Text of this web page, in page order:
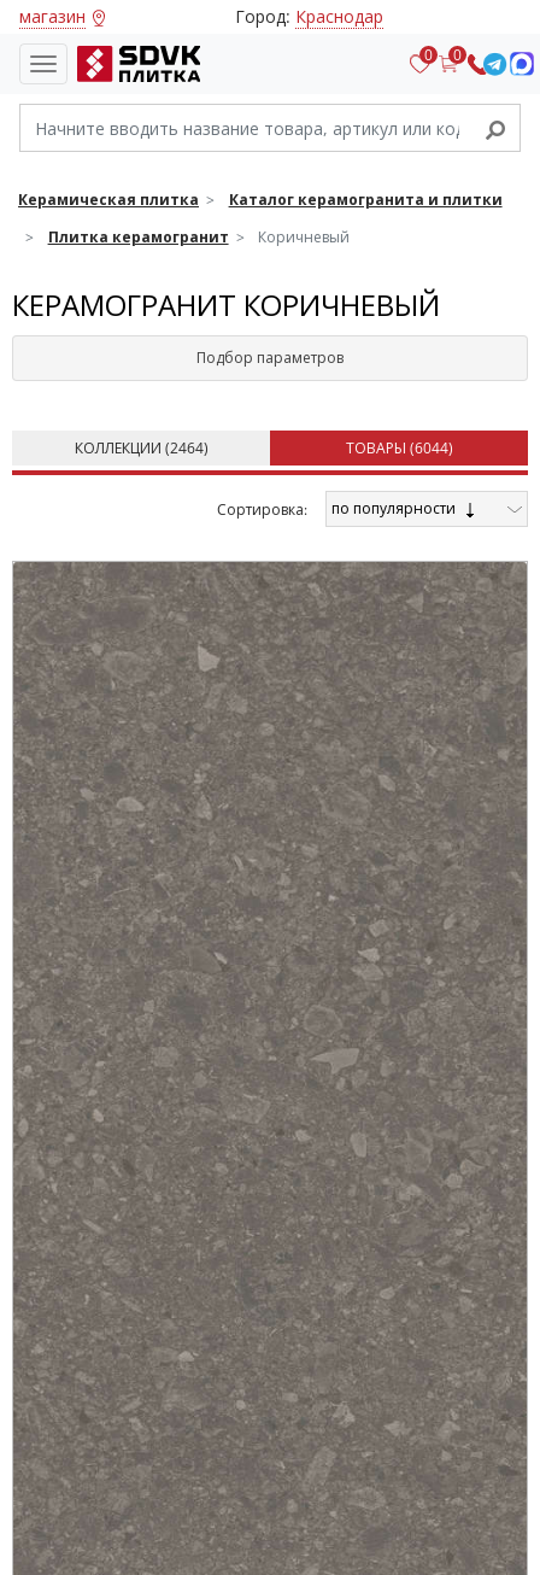
магазин Город: Краснодар
0 0
Керамическая плитка
Каталог керамогранита и плитки
Плитка керамогранит
Коричневый
КЕРАМОГРАНИТ КОРИЧНЕВЫЙ
Подбор параметров
КОЛЛЕКЦИИ (2464) ТОВАРЫ (6044)
Cортировка: по популярности